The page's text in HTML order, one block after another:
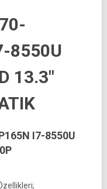
8550U
13.3″
I7-8550U